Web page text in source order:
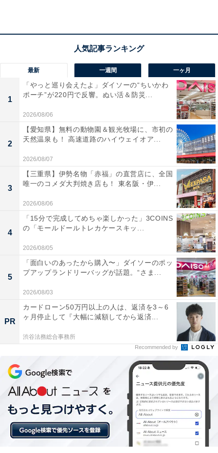
スヌーピー 折りたためる 超BIG保冷バッグ（画像出典：Amazon）
ピーナッツ誕生75周年記念のアートがデザインされた、
スヌーピーの保冷バッグが雑誌付録として初登場！75メ
ンバーが大集合した、ファンには嬉しいオールスターデ
ザインとなっています。生地色はどんな装いにも合わせ
やすい淡いパールグレーで、大人っぽく上品な仕上が
り。内ポケットにも75周年記念のロゴが入っており、細
部までこだわりが詰まった特別な一品です。
最新 一週間 一ヶ月
1
「やっと巡り会えたよ」ダイソーの“ちいかわ
ポーチ”が220円で反響。ぬい活＆防災...
2026/08/06
2
【愛知県】無料の動物園＆観光牧場に、市初の
天然温泉も！ 高速道路のハイウェイオア...
2026/08/07
3
【三重県】伊勢名物「赤福」の直営店に、全国
唯一のコメダ大判焼き店も！ 東名阪・伊...
2026/08/06
4
「15分で完成してめちゃ楽しかった」3COINS
の「モールドールトレカケースキッ...
2026/08/05
5
「面白いのあったから購入〜」ダイソーのポッ
プアップランドリーバッグが話題。“さま...
2026/08/03
PR
カードローン50万円以上の人は、返済を3～6
ヶ月停止して『大幅に減額してから返済...
渋谷法務総合事務所
Recommended by